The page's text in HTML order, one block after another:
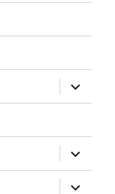
öffnen
öffnen